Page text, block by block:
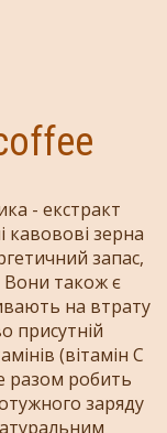
- екстракт
кавовові зерна
запас,
Вони також є
на втрату
присутній
(вітамін С
разом робить
заряду